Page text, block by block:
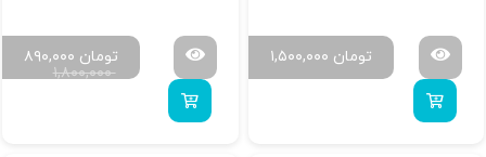
۱,۵۰۰,۰۰۰ تومان
۱,۸۰۰,۰۰۰
۸۹۰,۰۰۰ تومان